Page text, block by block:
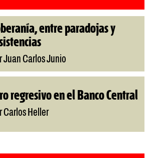
entre paradojas y
Juan Carlos Junio
regresivo en el Banco Central
Carlos Heller